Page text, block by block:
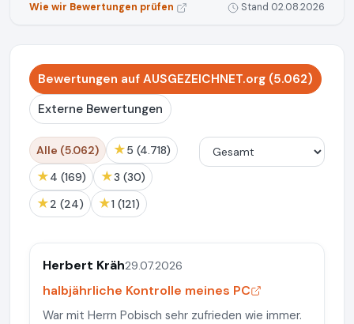
Wie wir Bewertungen prüfen
Stand 02.08.2026
Bewertungen auf AUSGEZEICHNET.org (5.062)
Externe Bewertungen
Alle (5.062) ★ 5 (4.718)
★ 4 (169) ★ 3 (30)
★ 2 (24) ★ 1 (121)
Herbert Kräh29.07.2026
halbjährliche Kontrolle meines PC
War mit Herrn Pobisch sehr zufrieden wie immer.